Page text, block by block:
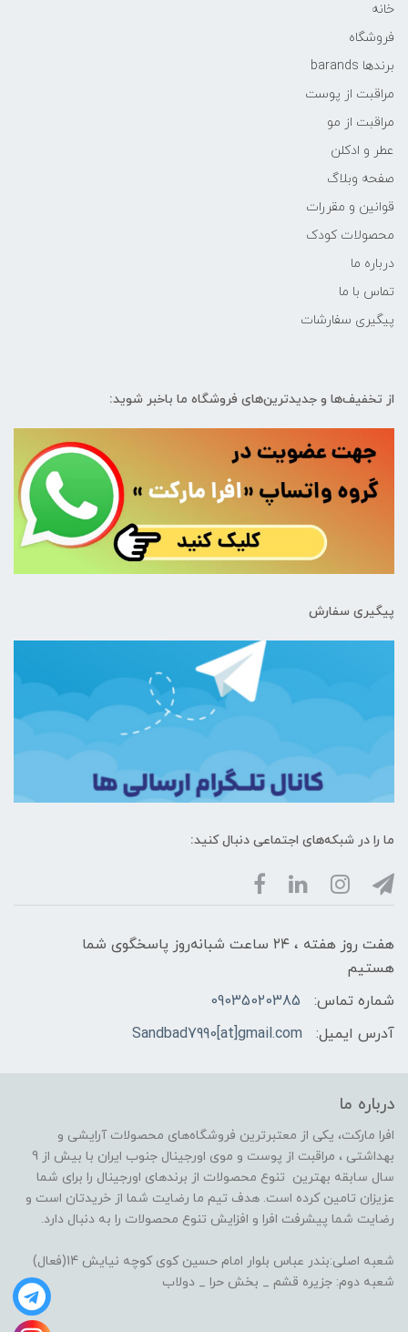
خانه
فروشگاه
برندها barands
مراقبت از پوست
مراقبت از مو
عطر و ادکلن
صفحه وبلاگ
قوانین و مقررات
محصولات کودک
درباره ما
تماس با ما
پیگیری سفارشات
از تخفیف‌ها و جدیدترین‌های فروشگاه ما باخبر شوید:
پیگیری سفارش
ما را در شبکه‌های اجتماعی دنبال کنید:
هفت روز هفته ، ۲۴ ساعت شبانه‌روز پاسخگوی شما
هستیم
شماره تماس:
09035020385
آدرس ایمیل:
Sandbad7990[at]gmail.com
درباره ما
افرا مارکت، یکی از معتبرترین فروشگاه‌های محصولات آرایشی و
بهداشتی ، مراقبت از پوست و موی اورجینال جنوب ایران با بیش از 9
سال سابقه بهترین تنوع محصولات از برندهای اورجینال را برای شما
عزیزان تامین کرده است. هدف تیم ما رضایت شما از خریدتان است و
رضایت شما پیشرفت افرا و افزایش تنوع محصولات را به دنبال دارد.
شعبه اصلی:بندر عباس بلوار امام حسین کوی کوچه نیایش 14(فعال)
شعبه دوم: جزیره قشم _ بخش حرا _ دولاب